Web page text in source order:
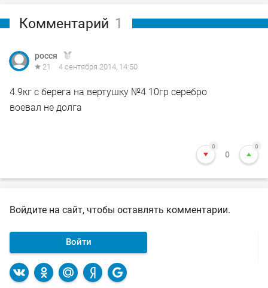
Комментарий 1
росся
21 4 сентября 2014, 14:50
4.9кг с берега на вертушку №4 10гр серебро
воевал не долга
0
0
0
Войдите на сайт, чтобы оставлять комментарии.
Войти